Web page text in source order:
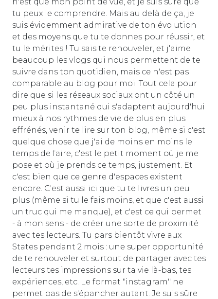
tu peux le comprendre. Mais au delà de ça, je
suis évidemment admirative de ton évolution
et des moyens que tu te donnes pour réussir, et
tu le mérites ! Tu sais te renouveler, et j'aime
beaucoup les vlogs qui nous permettent de te
suivre dans ton quotidien, mais ce n'est pas
comparable au blog pour moi. Tout cela pour
dire que si les réseaux sociaux ont un côté un
peu plus instantané qui s'adaptent aujourd'hui
mieux à nos rythmes de vie de plus en plus
effrénés, venir te lire sur ton blog, même si c'est
quelque chose que j'ai de moins en moins le
temps de faire, c'est le petit moment où je me
pose et où je prends ce temps, justement. Et
c'est bien que ce genre d'espaces existent
encore. C'est aussi ici que tu te livres un peu
plus (même si tu le fais moins, et que c'est aussi
un truc qui me manque), et c'est ce qui permet
- à mon sens - de créer une sorte de proximité
avec tes lecteurs. Tu pars bientôt vivre aux
States pendant 2 mois : une super opportunité
de te renouveler et surtout de partager avec tes
lecteurs tes impressions sur ta vie là-bas, tes
expériences, etc. Le format "instagram" ne
permet pas de s'épancher autant. Je suis sûre